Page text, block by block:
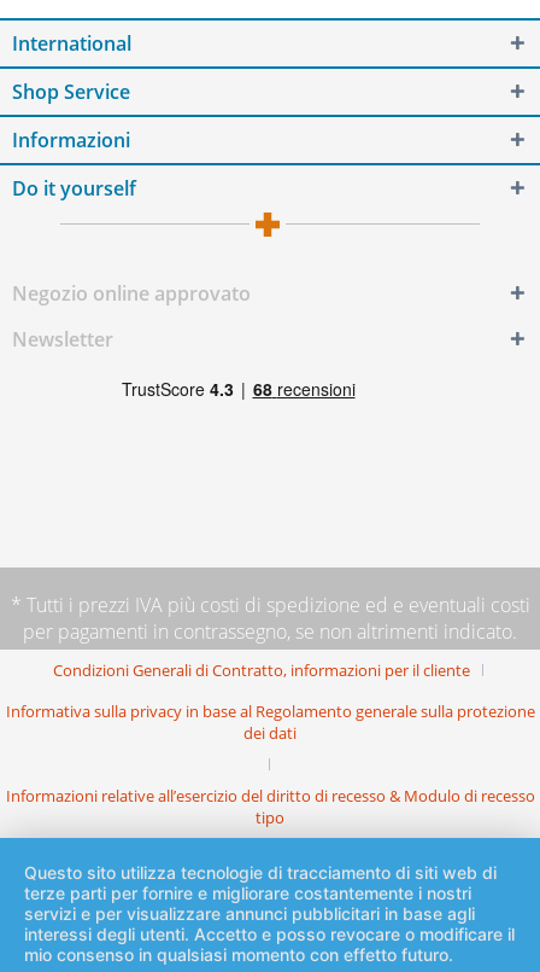
International
Shop Service
Informazioni
Do it yourself
Negozio online approvato
Newsletter
* Tutti i prezzi IVA più costi di spedizione ed e eventuali costi
per pagamenti in contrassegno, se non altrimenti indicato.
Condizioni Generali di Contratto, informazioni per il cliente
Informativa sulla privacy in base al Regolamento generale sulla protezione
dei dati
Informazioni relative all’esercizio del diritto di recesso & Modulo di recesso
tipo
Questo sito utilizza tecnologie di tracciamento di siti web di
terze parti per fornire e migliorare costantemente i nostri
servizi e per visualizzare annunci pubblicitari in base agli
interessi degli utenti. Accetto e posso revocare o modificare il
mio consenso in qualsiasi momento con effetto futuro.